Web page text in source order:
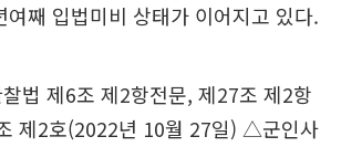
째 입법미비 상태가 이어지고 있다.
법 제6조 제2항전문, 제27조 제2항
제2호(2022년 10월 27일) △군인사